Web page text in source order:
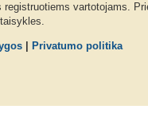
registruotiems vartotojams.
Privatumo politika